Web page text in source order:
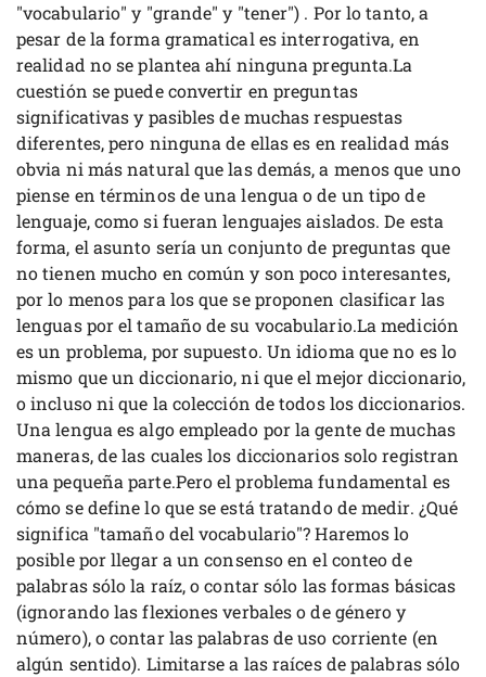
"vocabulario" y "grande" y "tener") . Por lo tanto, a
pesar de la forma gramatical es interrogativa, en
realidad no se plantea ahí ninguna pregunta.La
cuestión se puede convertir en preguntas
significativas y pasibles de muchas respuestas
diferentes, pero ninguna de ellas es en realidad más
obvia ni más natural que las demás, a menos que uno
piense en términos de una lengua o de un tipo de
lenguaje, como si fueran lenguajes aislados. De esta
forma, el asunto sería un conjunto de preguntas que
no tienen mucho en común y son poco interesantes,
por lo menos para los que se proponen clasificar las
lenguas por el tamaño de su vocabulario.La medición
es un problema, por supuesto. Un idioma que no es lo
mismo que un diccionario, ni que el mejor diccionario,
o incluso ni que la colección de todos los diccionarios.
Una lengua es algo empleado por la gente de muchas
maneras, de las cuales los diccionarios solo registran
una pequeña parte.Pero el problema fundamental es
cómo se define lo que se está tratando de medir. ¿Qué
significa "tamaño del vocabulario"? Haremos lo
posible por llegar a un consenso en el conteo de
palabras sólo la raíz, o contar sólo las formas básicas
(ignorando las flexiones verbales o de género y
número), o contar las palabras de uso corriente (en
algún sentido). Limitarse a las raíces de palabras sólo